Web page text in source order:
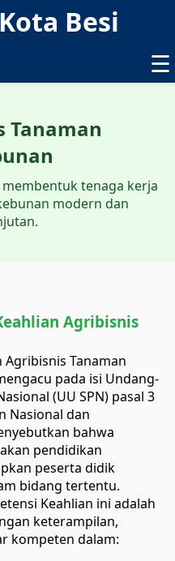
Besi
☰
Tanaman
tenaga kerja
modern dan
Agribisnis
Tanaman
pada isi Undang-
(UU SPN) pasal 3
Nasional dan
bahwa
pendidikan
peserta didik
bidang tertentu.
Keahlian ini adalah
keterampilan,
kompeten dalam: